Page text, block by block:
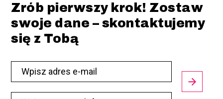
Zrób pierwszy krok! Zostaw
swoje dane – skontaktujemy
się z Tobą